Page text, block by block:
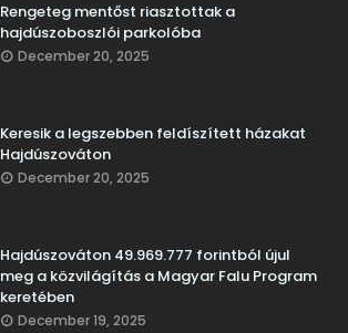
Rengeteg mentőst riasztottak a
hajdúszoboszlói parkolóba
December 20, 2025
Keresik a legszebben feldíszített házakat
Hajdúszováton
December 20, 2025
Hajdúszováton 49.969.777 forintból újul
meg a közvilágítás a Magyar Falu Program
keretében
December 19, 2025